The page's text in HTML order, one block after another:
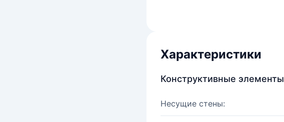
Характеристики
Конструктивные элементы
Несущие стены: